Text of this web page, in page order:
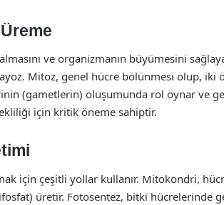
ve organizmanın büyümesini
Mitoz, genel hücre bölünmesi olup, iki
(gametlerin) oluşumunda rol oynar ve
için kritik öneme sahiptir.
için çeşitli yollar kullanır. Mitokondri,
üretir. Fotosentez, bitki hücrelerinde